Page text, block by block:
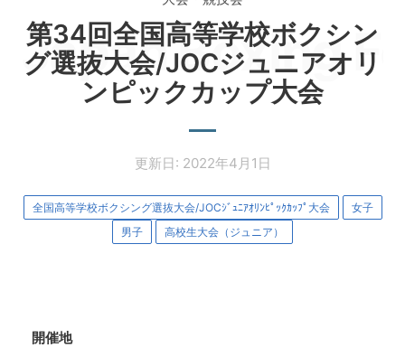
Japan Boxing
第34回全国高等学校ボクシン
グ選抜大会/JOCジュニアオリ
ンピックカップ大会
更新日: 2022年4月1日
全国高等学校ボクシング選抜大会/JOCｼﾞｭﾆｱｵﾘﾝﾋﾟｯｸｶｯﾌﾟ大会
女子
男子
高校生大会（ジュニア）
開催地